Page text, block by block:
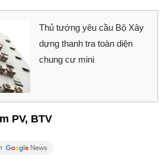
Thủ tướng yêu cầu Bộ Xây
dựng thanh tra toàn diện
chung cư mini
PV, BTV